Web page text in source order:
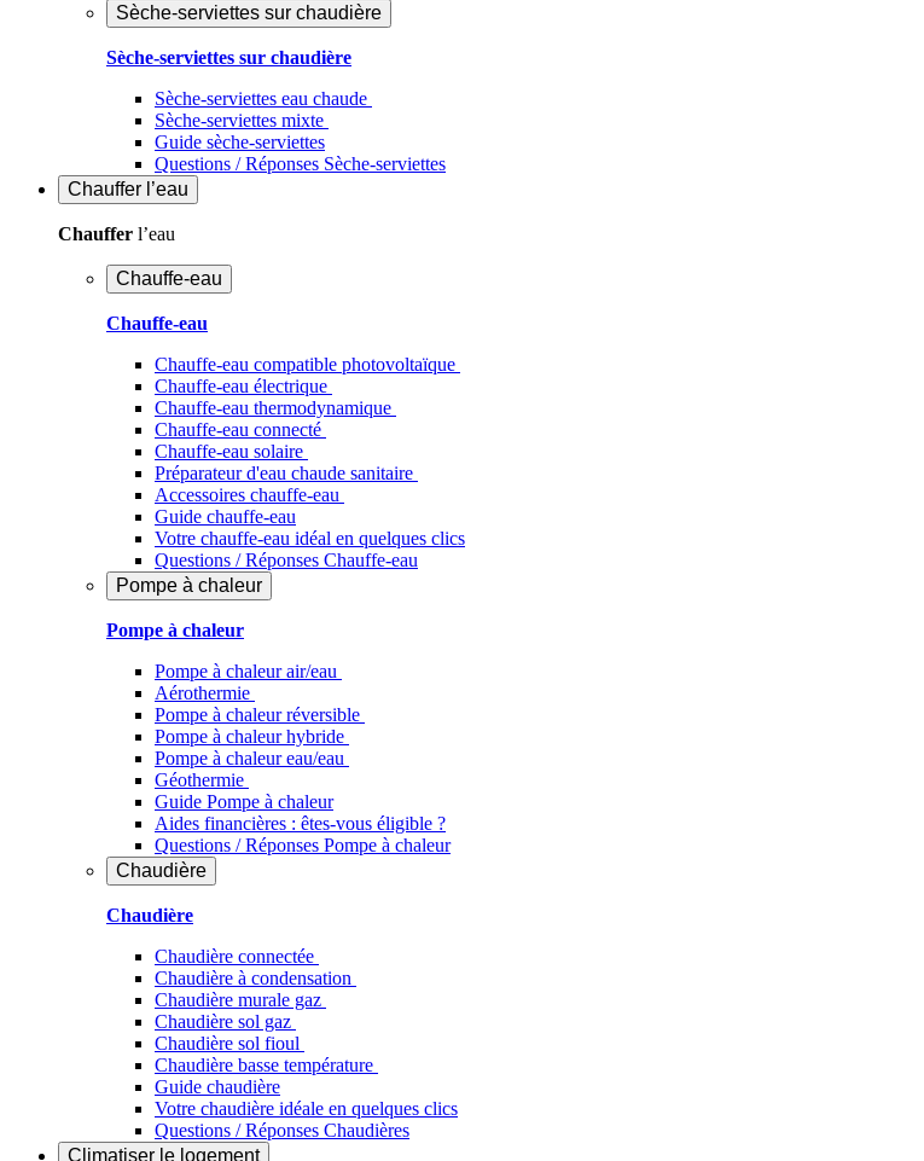
Sèche-serviettes sur chaudière
Sèche-serviettes sur chaudière
Sèche-serviettes eau chaude
Sèche-serviettes mixte
Guide sèche-serviettes
Questions / Réponses Sèche-serviettes
Chauffer l’eau
Chauffer l’eau
Chauffe-eau
Chauffe-eau
Chauffe-eau compatible photovoltaïque
Chauffe-eau électrique
Chauffe-eau thermodynamique
Chauffe-eau connecté
Chauffe-eau solaire
Préparateur d'eau chaude sanitaire
Accessoires chauffe-eau
Guide chauffe-eau
Votre chauffe-eau idéal en quelques clics
Questions / Réponses Chauffe-eau
Pompe à chaleur
Pompe à chaleur
Pompe à chaleur air/eau
Aérothermie
Pompe à chaleur réversible
Pompe à chaleur hybride
Pompe à chaleur​ eau/eau
Géothermie
Guide Pompe à chaleur
Aides financières : êtes-vous éligible ?
Questions / Réponses Pompe à chaleur
Chaudière
Chaudière
Chaudière connectée
Chaudière à condensation
Chaudière murale gaz
Chaudière sol gaz
Chaudière sol fioul
Chaudière basse température
Guide chaudière
Votre chaudière idéale en quelques clics
Questions / Réponses Chaudières
Climatiser le logement